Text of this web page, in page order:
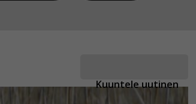
Kuuntele uutinen